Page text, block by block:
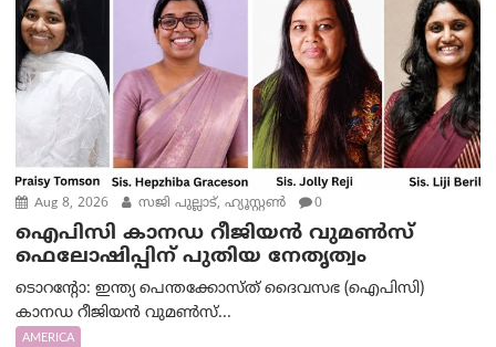
Aug 8, 2026 സജി പുല്ലാട്, ഹ്യൂസ്റ്റൺ 0
ഐപിസി കാനഡ റീജിയൻ വുമൺസ്
ഫെലോഷിപ്പിന് പുതിയ നേതൃത്വം
ടൊറന്റോ: ഇന്ത്യ പെന്തക്കോസ്ത് ദൈവസഭ (ഐപിസി)
കാനഡ റീജിയൻ വുമൺസ്...
AMERICA